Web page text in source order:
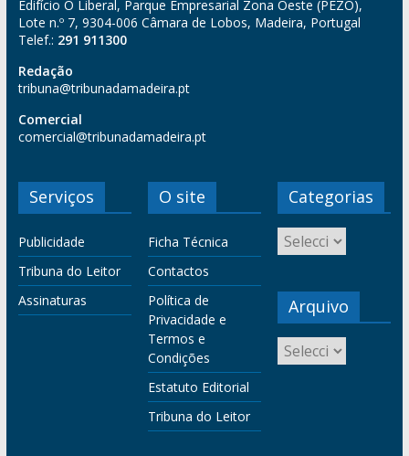
Edifício O Liberal, Parque Empresarial Zona Oeste (PEZO),
Lote n.º 7, 9304-006 Câmara de Lobos, Madeira, Portugal
Telef.: 291 911300
Redação
tribuna@tribunadamadeira.pt
Comercial
comercial@tribunadamadeira.pt
Serviços
Publicidade
Tribuna do Leitor
Assinaturas
O site
Ficha Técnica
Contactos
Política de
Privacidade e
Termos e
Condições
Estatuto Editorial
Tribuna do Leitor
Categorias
Arquivo